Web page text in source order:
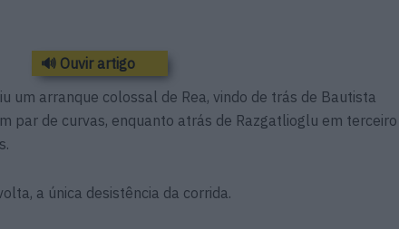
🔊 Ouvir artigo
um arranque colossal de Rea, vindo de trás de Bautista
par de curvas, enquanto atrás de Razgatlioglu em terceiro
a única desistência da corrida.